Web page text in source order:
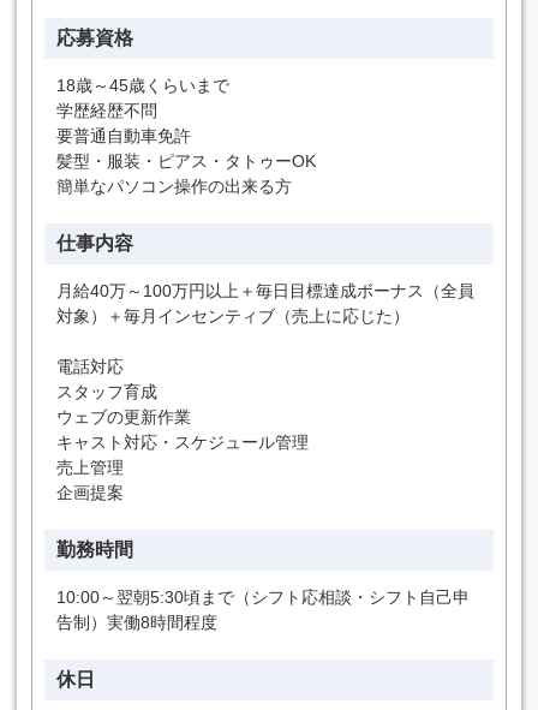
応募資格
18歳～45歳くらいまで
学歴経歴不問
要普通自動車免許
髪型・服装・ピアス・タトゥーOK
簡単なパソコン操作の出来る方
仕事内容
月給40万～100万円以上＋毎日目標達成ボーナス（全員
対象）＋毎月インセンティブ（売上に応じた）
電話対応
スタッフ育成
ウェブの更新作業
キャスト対応・スケジュール管理
売上管理
企画提案
勤務時間
10:00～翌朝5:30頃まで（シフト応相談・シフト自己申
告制）実働8時間程度
休日